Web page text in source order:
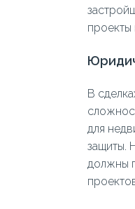
проекты
В
для
защиты.
должны